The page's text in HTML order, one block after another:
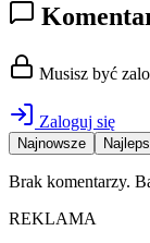
Musisz być
Zaloguj się
Najnowsze
Brak komentarzy.
REKLAMA